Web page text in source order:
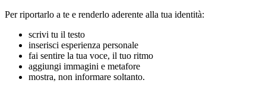
Per riportarlo a te e renderlo aderente alla tua identità:
scrivi tu il testo
inserisci esperienza personale
fai sentire la tua voce, il tuo ritmo
aggiungi immagini e metafore
mostra, non informare soltanto.